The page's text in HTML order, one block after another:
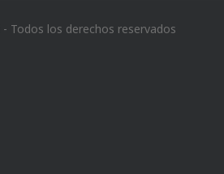
Todos los derechos reservados